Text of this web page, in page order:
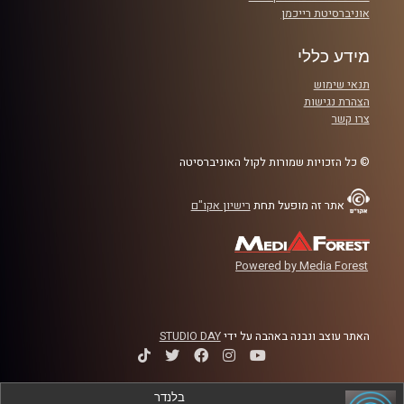
אוניברסיטת רייכמן
מידע כללי
תנאי שימוש
הצהרת נגישות
צרו קשר
© כל הזכויות שמורות לקול האוניברסיטה
אתר זה מופעל תחת רישיון אקו"ם
Powered by Media Forest
האתר עוצב ונבנה באהבה על ידיSTUDIO DAY
בלנדר